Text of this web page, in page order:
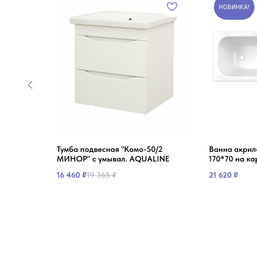
Тумба подвесная "Комо-50/2
МИНОР" с умывал. AQUALINE
16 460 ₽19 365 ₽
НОВИНКА!
Ванна
170*70 на
21 620 ₽